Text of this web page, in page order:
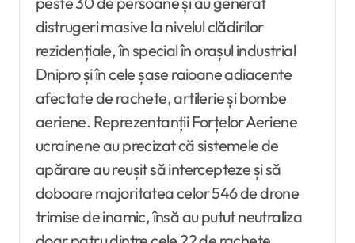
distrugeri masive la nivelul clădirilor
rezidențiale, în special în orașul industrial
Dnipro și în cele șase raioane adiacente
afectate de rachete, artilerie și bombe
aeriene. Reprezentanții Forțelor Aeriene
ucrainene au precizat că sistemele de
apărare au reușit să intercepteze și să
doboare majoritatea celor 546 de drone
trimise de inamic, însă au putut neutraliza